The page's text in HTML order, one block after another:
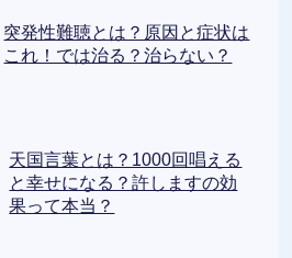
突発性難聴とは？原因と症状は
これ！では治る？治らない？
天国言葉とは？1000回唱える
と幸せになる？許しますの効
果って本当？